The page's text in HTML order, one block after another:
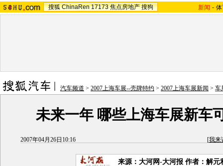
搜狐 ChinaRen 17173 焦点房地产 搜狗 新闻 -
汽车频道 > 2007上海车展--壳牌特约 > 2007上海车展新闻 > 车
未来一年 哪些上海车展新车
2007年04月26日10:16 [我来
来源：大河网-大河报 作者：解元